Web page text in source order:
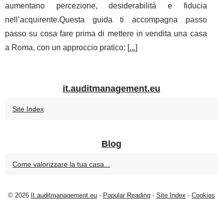
aumentano percezione, desiderabilità e fiducia
nell’acquirente.Questa guida ti accompagna passo
passo su cosa fare prima di mettere in vendita una casa
a Roma, con un approccio pratico: [...]
it.auditmanagement.eu
Site Index
Blog
Come valorizzare la tua casa...
© 2026 It.auditmanagement.eu - Popular Reading - Site Index - Cookies